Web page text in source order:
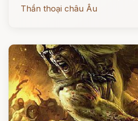
Thần thoại châu Âu